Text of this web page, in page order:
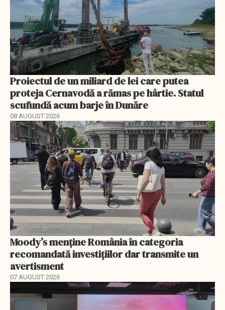
Proiectul de un miliard de lei care putea
proteja Cernavodă a rămas pe hârtie. Statul
scufundă acum barje în Dunăre
08 AUGUST 2026
Moody’s menține România în categoria
recomandată investițiilor dar transmite un
avertisment
07 AUGUST 2026